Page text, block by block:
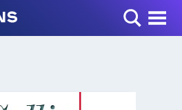
Toggle Menu